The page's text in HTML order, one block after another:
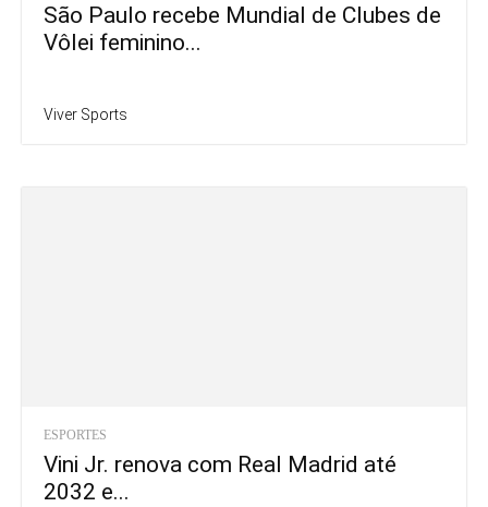
São Paulo recebe Mundial de Clubes de
Vôlei feminino...
Viver Sports
ESPORTES
Vini Jr. renova com Real Madrid até
2032 e...